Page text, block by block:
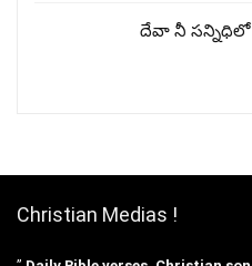
దేవా నీ సన్నిధిలో –
Christian Medias !